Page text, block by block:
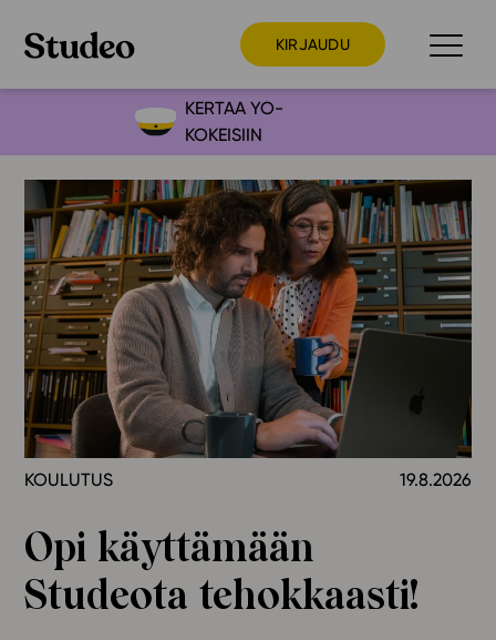
KIRJAUDU
Preppaaja
Opettaja
Opiskelija
Huoltaja
Kokeilutarjous
Ainstain
Alakoulu
Yläkoulu
Lukio
Ominaisuudet
Tapahtumakalenteri
Webinaari­tallenteet
KERTAA YO-
KOKEISIIN
KOULUTUS 19.8.2026
Opi käyttämään
Studeota tehokkaasti!